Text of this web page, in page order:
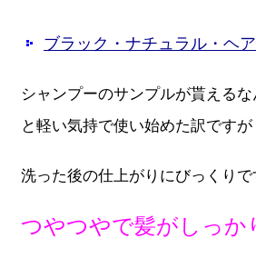
ブラック・ナチュラル・ヘ
シャンプーのサンプルが貰える
と軽い気持で使い始めた訳ですが
洗った後の仕上がりにびっくりで
つやつやで髪がしっか